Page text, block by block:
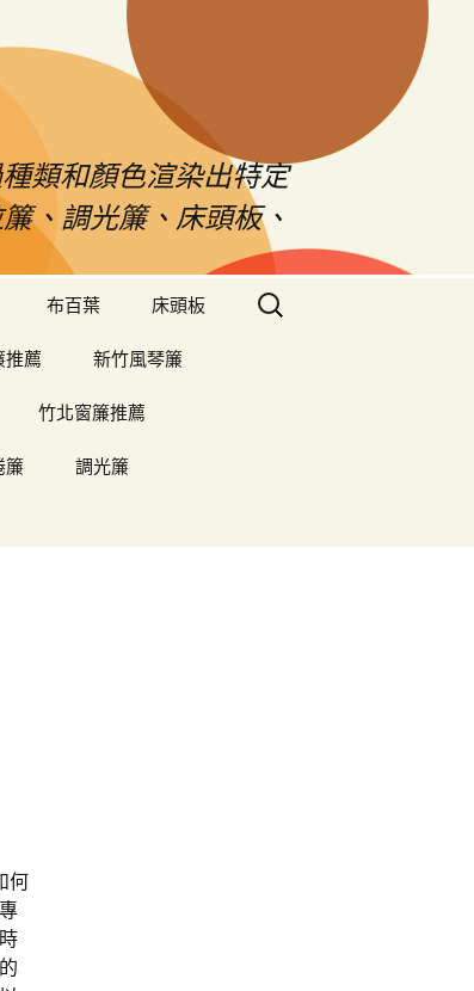
類和顏色渲染出特定
、調光簾、床頭板、
布百葉 床頭板
推薦 新竹風琴簾
竹北窗簾推薦
簾 調光簾
搜
尋
何
專